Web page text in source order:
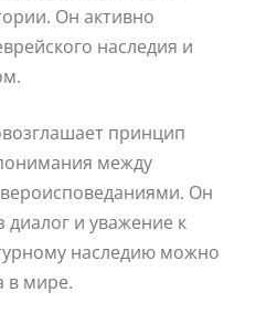
Он активно
наследия и
принцип
между
Он
диалог и уважение к
наследию можно
в мире.